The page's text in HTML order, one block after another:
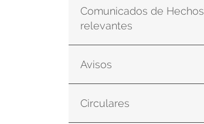
Comunicados de Hechos
relevantes
Avisos
Circulares